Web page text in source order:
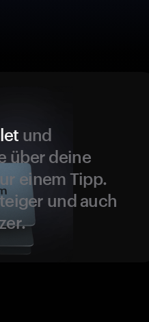
und
über deine
einem Tipp.
und auch